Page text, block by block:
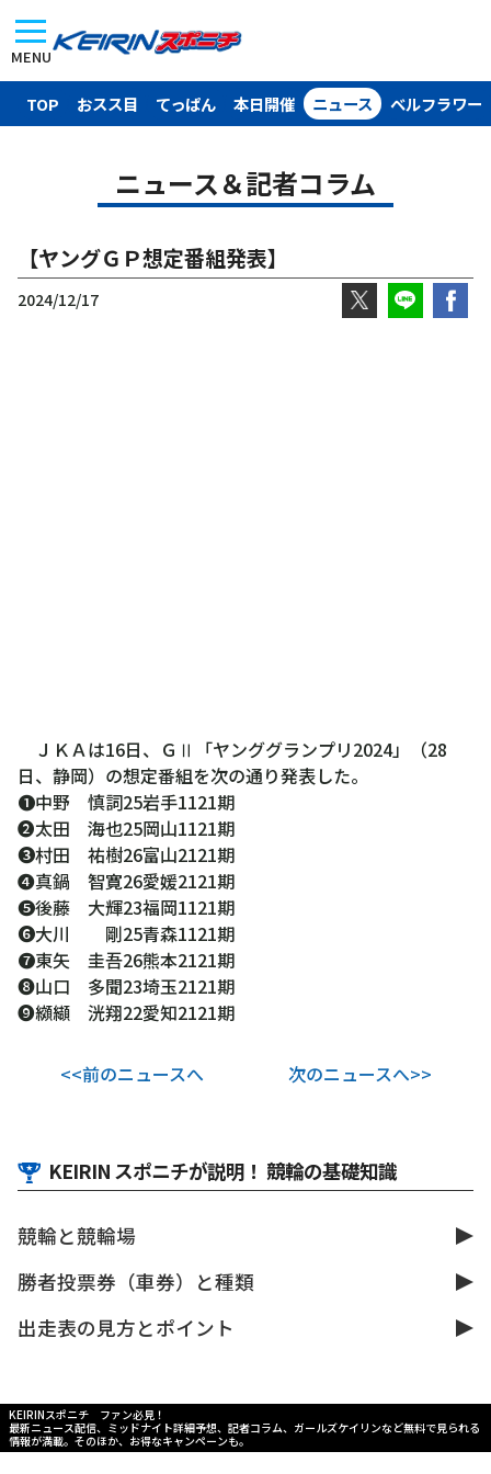
MENU
TOP おスス目 てっぱん 本日開催 ニュース ベルフラワー
ニュース＆記者コラム
【ヤングＧＰ想定番組発表】
2024/12/17
ＪＫＡは16日、ＧⅡ「ヤンググランプリ2024」（28
日、静岡）の想定番組を次の通り発表した。
❶中野 慎詞25岩手1121期
❷太田 海也25岡山1121期
❸村田 祐樹26富山2121期
❹真鍋 智寛26愛媛2121期
❺後藤 大輝23福岡1121期
❻大川 剛25青森1121期
❼東矢 圭吾26熊本2121期
❽山口 多聞23埼玉2121期
❾纐纈 洸翔22愛知2121期
<<前のニュースへ 次のニュースへ>>
KEIRIN スポニチが説明！ 競輪の基礎知識
競輪と競輪場
勝者投票券（車券）と種類
出走表の見方とポイント
KEIRINスポニチ ファン必見！
最新ニュース配信、ミッドナイト詳細予想、記者コラム、ガールズケイリンなど無料で見られる
情報が満載。そのほか、お得なキャンペーンも。